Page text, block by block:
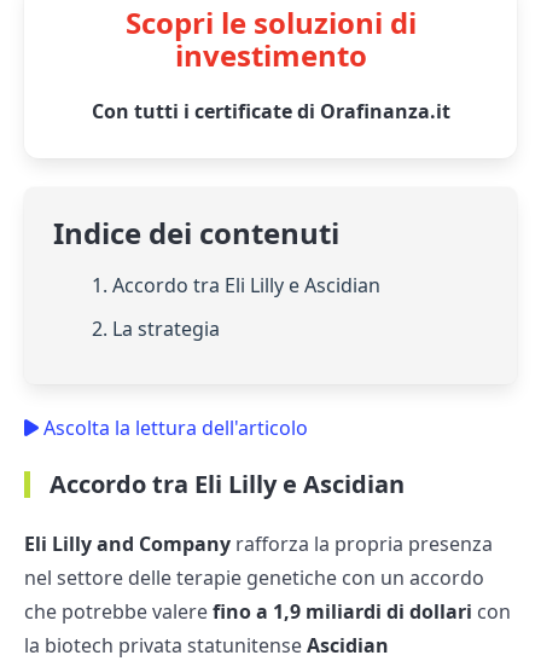
Scopri le soluzioni di
investimento
Con tutti i certificate di Orafinanza.it
Indice dei contenuti
1. Accordo tra Eli Lilly e Ascidian
2. La strategia
Ascolta la lettura dell'articolo
Accordo tra Eli Lilly e Ascidian
Eli Lilly and Company rafforza la propria presenza
nel settore delle terapie genetiche con un accordo
che potrebbe valerefino a 1,9 miliardi di dollari con
la biotech privata statunitenseAscidian